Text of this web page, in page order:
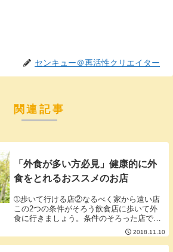
センキュー＠再活性クリエイター
関連記事
「外食が多い方必見」健康的に外
食をとれるおススメのお店
➀歩いて行ける店②なるべく家から遠い店
この2つの条件がそろう飲食店に歩いて外
食に行きましょう。条件のそろった店で満
腹まで食べてしまうと歩いて帰るのがきつ
いのであまり食べなくなります。「食後の
300歩医者いらず」ということわざが中国
2018.11.10